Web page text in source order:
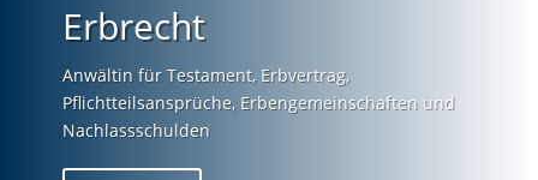
Erbrecht
Anwältin für Testament, Erbvertrag,
Pflichtteilsansprüche, Erbengemeinschaften und
Nachlassschulden